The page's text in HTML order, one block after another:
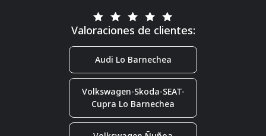
Valoraciones de clientes:
Audi Lo Barnechea
Volkswagen-Skoda-SEAT-
Cupra Lo Barnechea